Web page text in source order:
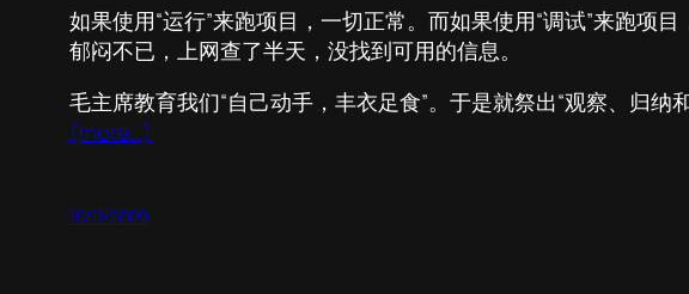
如果使用“运行”来跑项目，一切正常。而如果使用“调试”来跑项
郁闷不已，上网查了半天，没找到可用的信息。
毛主席教育我们“自己动手，丰衣足食”。于是就祭出“观察、归纳
(more…)
10/11/2009